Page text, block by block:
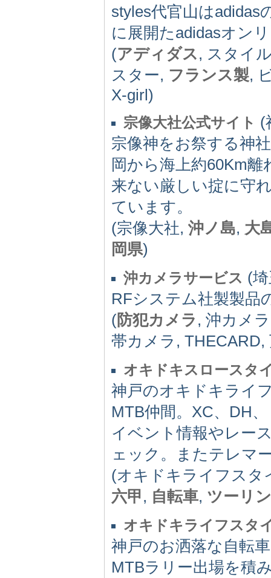
styles代官山はadidas
に展開たadidasオン
(アディダス, スタイ
スター, フランス製,
X-girl)
宗像大社公式サイト (
宗像神をお祭する神
岡から海上約60Km
来ない厳しい掟に守
ています。
(宗像大社, 沖ノ島, 大
岡県)
沖カメラサービス (
RFシステム社製製品
(防犯カメラ , 沖カメ
帯カメラ,
オキドキスロースタ
神戸のオキドキライ
MTB仲間。XC、DH
イベント情報やレー
ェック。またテレマ
(オキドキライフス
六甲, 自転車, ツーリ
オキドキライフスタ
神戸のお洒落な自転
MTBラリー出場を積